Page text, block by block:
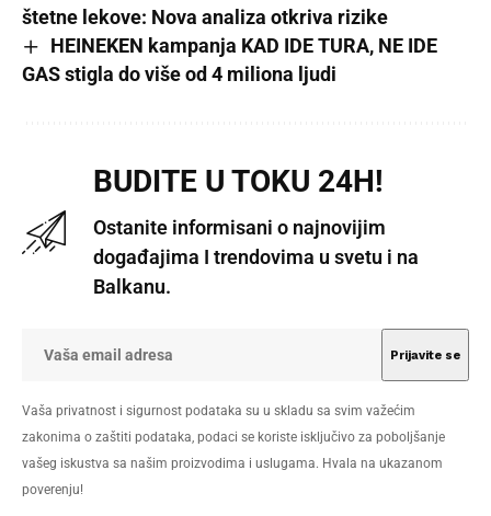
štetne lekove: Nova analiza otkriva rizike
HEINEKEN kampanja KAD IDE TURA, NE IDE
GAS stigla do više od 4 miliona ljudi
BUDITE U TOKU 24H!
Ostanite informisani o najnovijim
događajima I trendovima u svetu i na
Balkanu.
Vaša privatnost i sigurnost podataka su u skladu sa svim važećim
zakonima o zaštiti podataka, podaci se koriste isključivo za poboljšanje
vašeg iskustva sa našim proizvodima i uslugama. Hvala na ukazanom
poverenju!